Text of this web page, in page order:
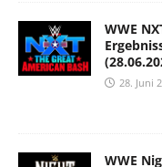
WWE
28. Juni
WWE